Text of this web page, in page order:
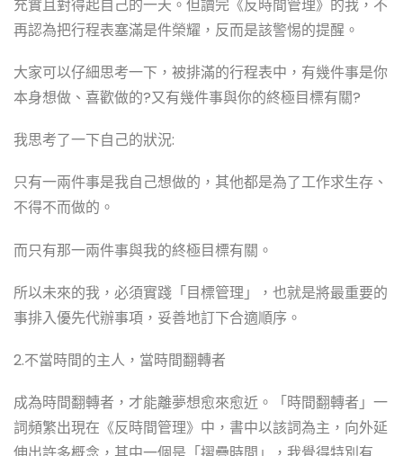
充實且對得起自己的一天。但讀完《反時間管理》的我，不
再認為把行程表塞滿是件榮耀，反而是該警惕的提醒。
大家可以仔細思考一下，被排滿的行程表中，有幾件事是你
本身想做、喜歡做的?又有幾件事與你的終極目標有關?
我思考了一下自己的狀況:
只有一兩件事是我自己想做的，其他都是為了工作求生存、
不得不而做的。
而只有那一兩件事與我的終極目標有關。
所以未來的我，必須實踐「目標管理」，也就是將最重要的
事排入優先代辦事項，妥善地訂下合適順序。
2.不當時間的主人，當時間翻轉者
成為時間翻轉者，才能離夢想愈來愈近。「時間翻轉者」一
詞頻繁出現在《反時間管理》中，書中以該詞為主，向外延